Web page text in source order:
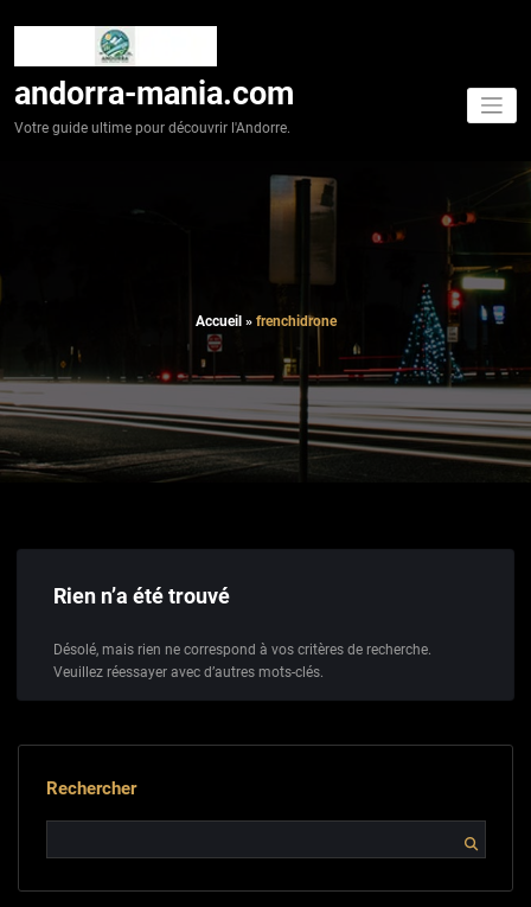
andorra-mania.com
Votre guide ultime pour découvrir l'Andorre.
Accueil » frenchidrone
Rien n’a été trouvé
Désolé, mais rien ne correspond à vos critères de recherche.
Veuillez réessayer avec d’autres mots-clés.
Rechercher